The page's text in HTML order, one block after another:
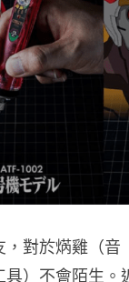
對於焫雞（音
）不會陌生。